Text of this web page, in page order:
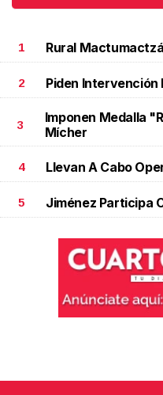
1 Rural
2 Piden
3
Imponen Medalla
Mícher
4 Llevan A Cabo
5 Jiménez Participa